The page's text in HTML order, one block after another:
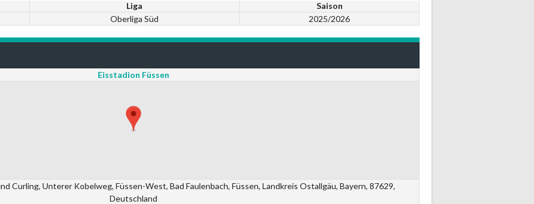
Liga
Saison
Oberliga Süd 2025/2026
Eisstadion Füssen
Curling, Unterer Kobelweg, Füssen-West, Bad Faulenbach, Füssen, Landkreis Ostallgäu, Bayern, 87629,
Deutschland